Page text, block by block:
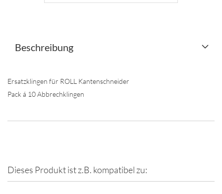
Beschreibung
Ersatzklingen für ROLL Kantenschneider
Pack á 10 Abbrechklingen
Dieses Produkt ist z.B. kompatibel zu: